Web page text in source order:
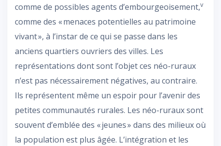
comme de possibles agents d’embourgeoisement,v
comme des « menaces potentielles au patrimoine
vivant », à l’instar de ce qui se passe dans les
anciens quartiers ouvriers des villes. Les
représentations dont sont l’objet ces néo-ruraux
n’est pas nécessairement négatives, au contraire.
Ils représentent même un espoir pour l’avenir des
petites communautés rurales. Les néo-ruraux sont
souvent d’emblée des « jeunes » dans des milieux où
la population est plus âgée. L’intégration et les